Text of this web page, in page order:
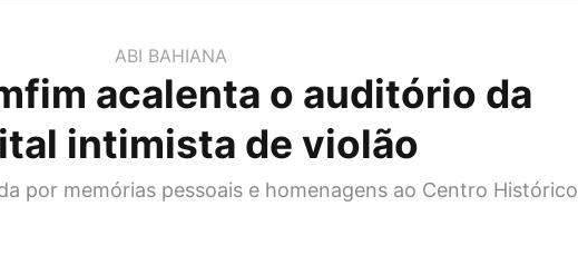
ABI BAHIANA
acalenta o auditório da
intimista de violão
por memórias pessoais e homenagens ao Centro Histórico